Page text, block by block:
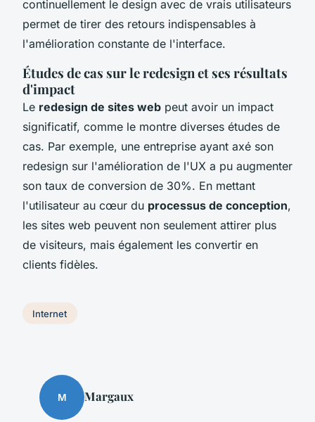
continuellement le design avec de vrais utilisateurs
permet de tirer des retours indispensables à
l'amélioration constante de l'interface.
Études de cas sur le redesign et ses résultats
d'impact
Le redesign de sites web peut avoir un impact
significatif, comme le montre diverses études de
cas. Par exemple, une entreprise ayant axé son
redesign sur l'amélioration de l'UX a pu augmenter
son taux de conversion de 30%. En mettant
l'utilisateur au cœur du processus de conception,
les sites web peuvent non seulement attirer plus
de visiteurs, mais également les convertir en
clients fidèles.
Internet
M Margaux